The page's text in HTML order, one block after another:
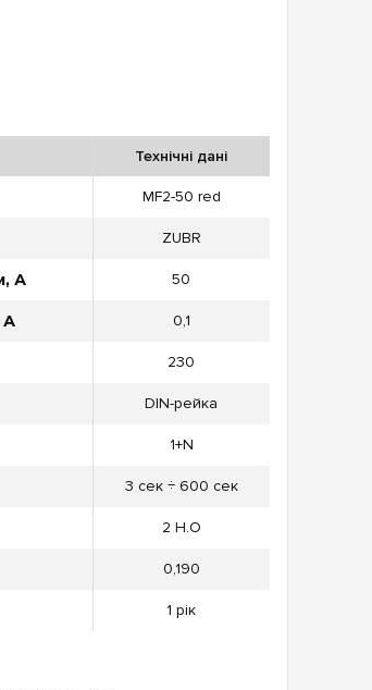
Технічні дані
MF2-50 red
ZUBR
А 50
А 0,1
230
DIN-рейка
1+N
3 сек ÷ 600 сек
2 Н.О
0,190
1 рік